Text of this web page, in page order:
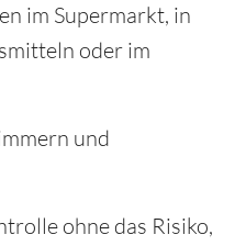
im Supermarkt, in
oder im
und
ohne das Risiko,